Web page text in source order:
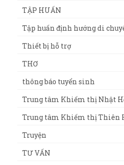
TẬP HUẤN
Tập huấn định hướng di
Thiết bị hỗ trợ
THƠ
thông báo tuyển sinh
Trung tâm Khiếm thị Nhật
Trung tâm Khiếm thị Thiên
Truyện
TƯ VẤN